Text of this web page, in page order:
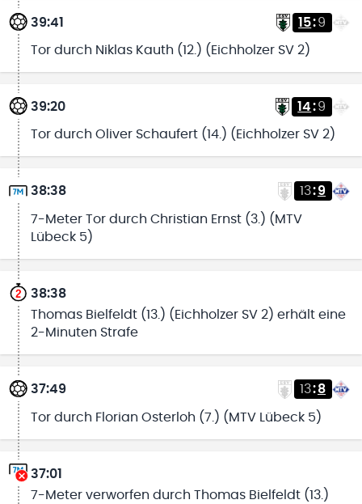
39:41 15:9
Tor durch Niklas Kauth (12.) (Eichholzer SV 2)
39:20 14:9
Tor durch Oliver Schaufert (14.) (Eichholzer SV 2)
38:38 13:9
7-Meter Tor durch Christian Ernst (3.) (MTV
Lübeck 5)
38:38
Thomas Bielfeldt (13.) (Eichholzer SV 2) erhält eine
2-Minuten Strafe
37:49 13:8
Tor durch Florian Osterloh (7.) (MTV Lübeck 5)
37:01
7-Meter verworfen durch Thomas Bielfeldt (13.)